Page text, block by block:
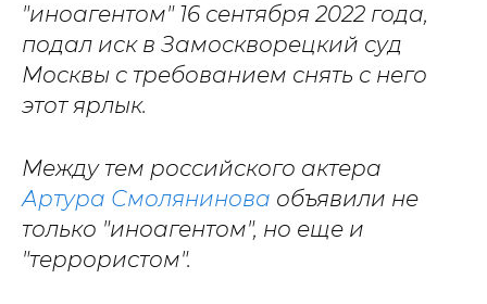
"иноагентом" 16 сентября 2022 года,
подал иск в Замоскворецкий суд
Москвы с требованием снять с него
этот ярлык.
Между тем российского актера
Артура Смолянинова объявили не
только "иноагентом", но еще и
"террористом".